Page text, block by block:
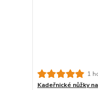
1
Kadeřnické nůžky